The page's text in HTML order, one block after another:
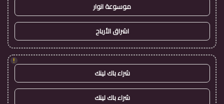
موسوعة انوار
اشراق الأرباح
!
شراء باك لينك
شراء باك لينك